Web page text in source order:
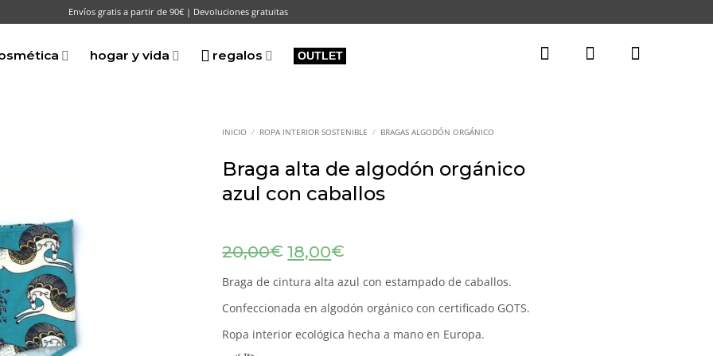
Envíos gratis a partir de 90€ | Devoluciones gratuitas
hogar y vida regalos OUTLET
INICIO / ROPA INTERIOR SOSTENIBLE / BRAGAS ALGODÓN ORGÁNICO
Braga alta de algodón orgánico
azul con caballos
20,00€ El
precio
original
era:
20,00€.
18,00€
actual
es:
18,00€.
Braga de cintura alta azul con estampado de caballos.
Confeccionada en algodón orgánico con certificado GOTS.
Ropa interior ecológica hecha a mano en Europa.